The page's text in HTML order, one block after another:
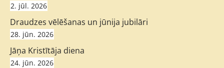
2. jūl. 2026
Draudzes vēlēšanas un jūnija jubilāri
28. jūn. 2026
Jāņa Kristītāja diena
24. jūn. 2026